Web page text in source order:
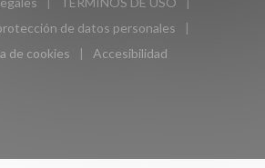
((abre en una nueva ventana))((abre en una nueva
de datos personales
((abre en una nueva ventana))
de cookies
((abre en una nueva ventana))
Accesibilidad